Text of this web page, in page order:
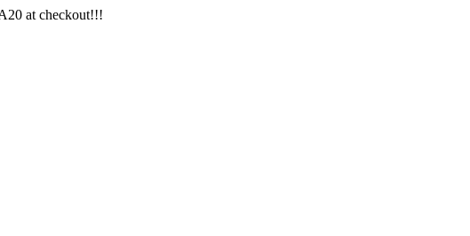
at checkout!!!